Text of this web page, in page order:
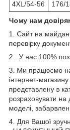
4XL/54-56
176/
Чому нам
1. Сайт на
перевірку
2. У нас 100%
3. Ми працюємо на
інтернет-
представлену в
розраховувати на
моделі,
4. Для Вашої